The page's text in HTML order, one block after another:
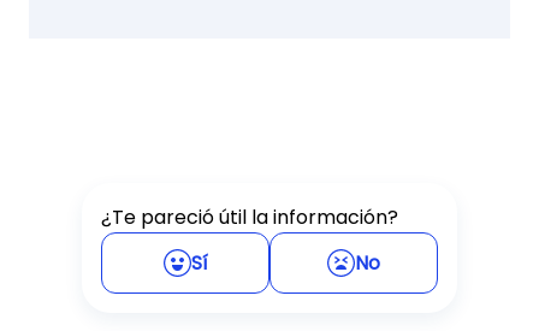
¿Te pareció útil la información?
Sí
No